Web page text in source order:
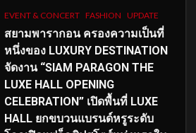
EVENT & CONCERT FASHION UPDATE
สยามพารากอน ครองความเป็นที่
หนึ่งของ LUXURY DESTINATION
จัดงาน “SIAM PARAGON THE
LUXE HALL OPENING
CELEBRATION” เปิดพื้นที่ LUXE
HALL ยกขบวนแบรนด์หรูระดับ